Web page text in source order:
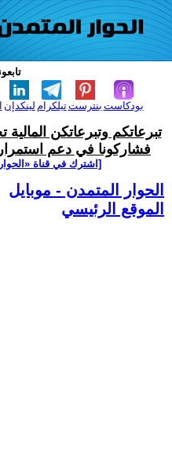
لينكدإن تيلكرامبنترست بودكاست
تبرعاتكم وتبرعاتكن
فشاركونا في دعم
[اشترك في قناة
الحوار المتمدن - موبايل
الموقع الرئيسي